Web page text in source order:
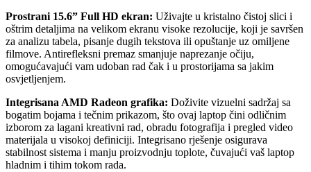
Prostrani 15.6” Full HD ekran: Uživajte u kristalno čistoj slici i
oštrim detaljima na velikom ekranu visoke rezolucije, koji je savršen
za analizu tabela, pisanje dugih tekstova ili opuštanje uz omiljene
filmove. Antirefleksni premaz smanjuje naprezanje očiju,
omogućavajući vam udoban rad čak i u prostorijama sa jakim
osvjetljenjem.
Integrisana AMD Radeon grafika: Doživite vizuelni sadržaj sa
bogatim bojama i tečnim prikazom, što ovaj laptop čini odličnim
izborom za lagani kreativni rad, obradu fotografija i pregled video
materijala u visokoj definiciji. Integrisano rješenje osigurava
stabilnost sistema i manju proizvodnju toplote, čuvajući vaš laptop
hladnim i tihim tokom rada.